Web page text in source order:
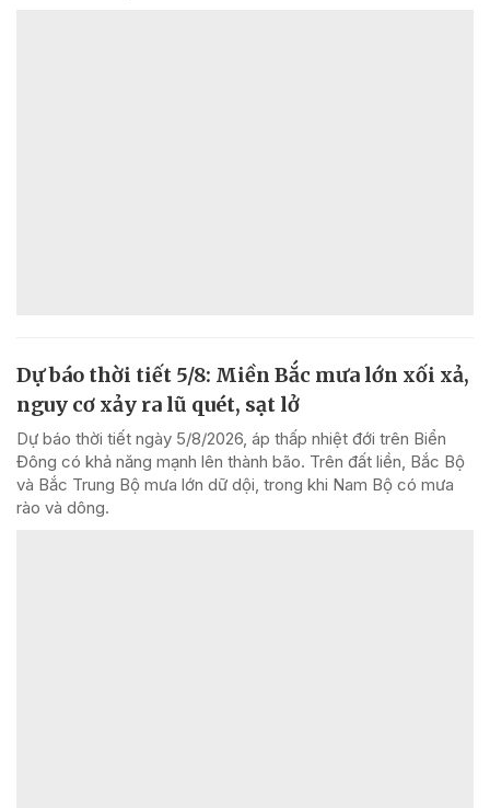
Dự báo thời tiết 5/8: Miền Bắc mưa lớn xối xả,
nguy cơ xảy ra lũ quét, sạt lở
Dự báo thời tiết ngày 5/8/2026, áp thấp nhiệt đới trên Biển
Đông có khả năng mạnh lên thành bão. Trên đất liền, Bắc Bộ
và Bắc Trung Bộ mưa lớn dữ dội, trong khi Nam Bộ có mưa
rào và dông.